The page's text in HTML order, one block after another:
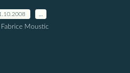
Fabrice Moustic